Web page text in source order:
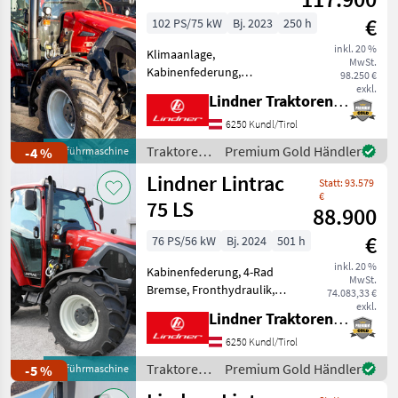
-4 %Vorführmaschine
€
inkl. 20 %
MwSt.
98.250 €
exkl.
102 PS/75 kW Bj. 2023
250 h
Klimaanlage,
Kabinenfederung,
Frontzapfwelle,
Frontladerkonsole
LISTENPREIS: € 154.148, -
inkl. 20% MwSt. TOP-
AUSSTATTUNG: 2 Leitungen
nach vorne, 6 Kipp
Lindner Traktorenwerk GesmbH
6250 Kundl/Tirol
Traktoren
/ Lindner
Premium Gold Händler
-5 %Vorführmaschine
Lindner Lintrac
75 LS
Statt: 93.579
€
88.900
€
inkl. 20 %
MwSt.
74.083,33 €
exkl.
76 PS/56 kW Bj. 2024
501 h
Kabinenfederung, 4-Rad
Bremse, Fronthydraulik,
Frontladerkonsole
LISTENPREIS: € 110.259, -
inkl. 20% MwSt. TOP-
AUSSTATTUNG: 6
Lindner Traktorenwerk GesmbH
6250 Kundl/Tirol
Traktoren
/ Lindner
Premium Gold Händler